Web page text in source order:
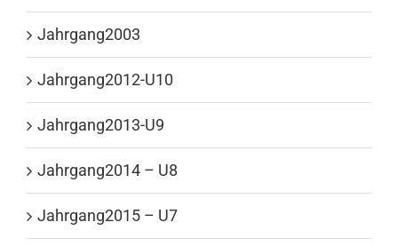
Jahrgang2003
Jahrgang2012-U10
Jahrgang2013-U9
Jahrgang2014 – U8
Jahrgang2015 – U7